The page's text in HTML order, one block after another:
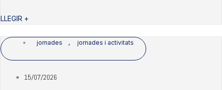
LLEGIR +
jornades , jornades i activitats
15/07/2026